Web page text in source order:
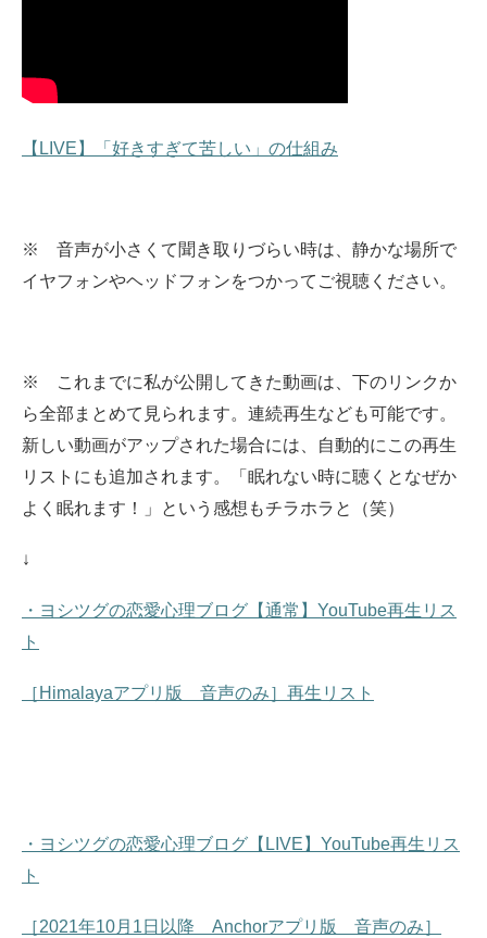
【LIVE】「好きすぎて苦しい」の仕組み
※ 音声が小さくて聞き取りづらい時は、静かな場所で
イヤフォンやヘッドフォンをつかってご視聴ください。
※ これまでに私が公開してきた動画は、下のリンクか
ら全部まとめて見られます。 連続再生なども可能です。
新しい動画がアップされた場合には、自動的にこの再生
リストにも追加されます。
「眠れない時に聴くとなぜか
よく眠れます！」という感想もチラホラと（笑）
↓
・ヨシツグの恋愛心理ブログ【通常】YouTube再生リス
ト
［Himalayaアプリ版 音声のみ］再生リスト
・ヨシツグの恋愛心理ブログ【LIVE】YouTube再生リス
ト
［2021年10月1日以降 Anchorアプリ版 音声のみ］